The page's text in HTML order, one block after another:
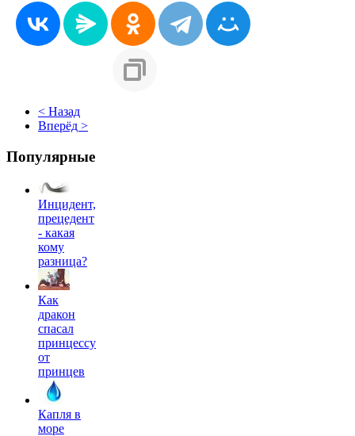
< Назад
Вперёд >
Популярные
Инцидент,
прецедент
- какая
кому
разница?
Как
дракон
спасал
принцессу
от
принцев
Капля в
море